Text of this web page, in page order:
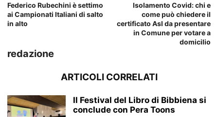
Federico Rubechini è settimo
ai Campionati Italiani di salto
in alto
Isolamento Covid: chi e
come può chiedere il
certificato Asl da presentare
in Comune per votare a
domicilio
redazione
ARTICOLI CORRELATI
Il Festival del Libro di Bibbiena si
conclude con Pera Toons